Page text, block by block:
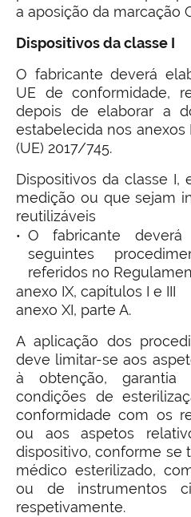
a aposição da marcação
Dispositivos da classe I
O fabricante deverá
UE de conformidade,
depois de elaborar a
estabelecida nos anexos
(UE) 2017/745.
Dispositivos da classe I,
medição ou que sejam
reutilizáveis
O fabricante
seguintes
referidos no
anexo IX, capítulos I e III
anexo XI, parte A.
A aplicação dos
deve limitar-se aos
à obtenção, garantia
condições de
conformidade com os
ou aos aspetos
dispositivo, conforme se
médico esterilizado,
ou de instrumentos
respetivamente.